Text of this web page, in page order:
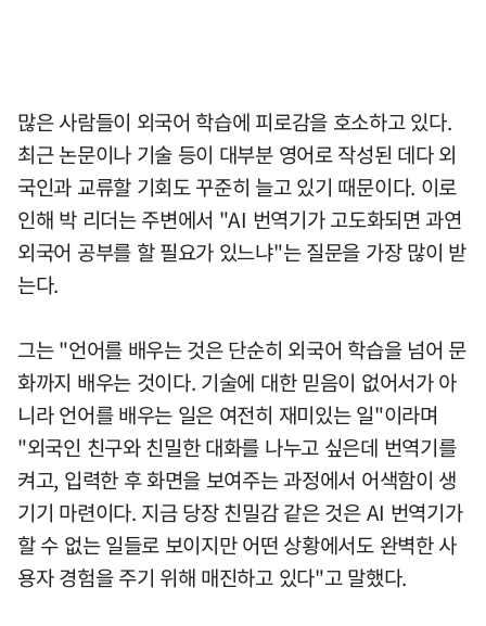
많은 사람들이 외국어 학습에 피로감을 호소하고 있다.
최근 논문이나 기술 등이 대부분 영어로 작성된 데다 외
국인과 교류할 기회도 꾸준히 늘고 있기 때문이다. 이로
인해 박 리더는 주변에서 "AI 번역기가 고도화되면 과연
외국어 공부를 할 필요가 있느냐"는 질문을 가장 많이 받
는다.
그는 "언어를 배우는 것은 단순히 외국어 학습을 넘어 문
화까지 배우는 것이다. 기술에 대한 믿음이 없어서가 아
니라 언어를 배우는 일은 여전히 재미있는 일"이라며
"외국인 친구와 친밀한 대화를 나누고 싶은데 번역기를
켜고, 입력한 후 화면을 보여주는 과정에서 어색함이 생
기기 마련이다. 지금 당장 친밀감 같은 것은 AI 번역기가
할 수 없는 일들로 보이지만 어떤 상황에서도 완벽한 사
용자 경험을 주기 위해 매진하고 있다"고 말했다.